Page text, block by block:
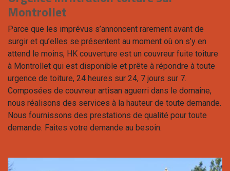
Montrollet
Parce que les imprévus s’annoncent rarement avant de
surgir et qu’elles se présentent au moment où on s’y en
attend le moins, HK couverture est un couvreur fuite toiture
à Montrollet qui est disponible et prête à répondre à toute
urgence de toiture, 24 heures sur 24, 7 jours sur 7.
Composées de couvreur artisan aguerri dans le domaine,
nous réalisons des services à la hauteur de toute demande.
Nous fournissons des prestations de qualité pour toute
demande. Faites votre demande au besoin.